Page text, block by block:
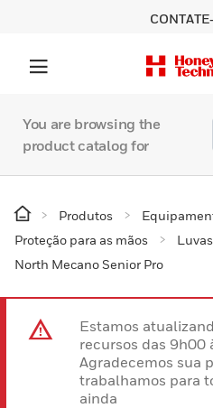
You are browsing the
product catalog for
Produtos
Proteção para as mãos
Luvas
North Mecano Senior Pro
Estamos
recursos das 9h00
Agradecemos sua
trabalhamos para
ainda